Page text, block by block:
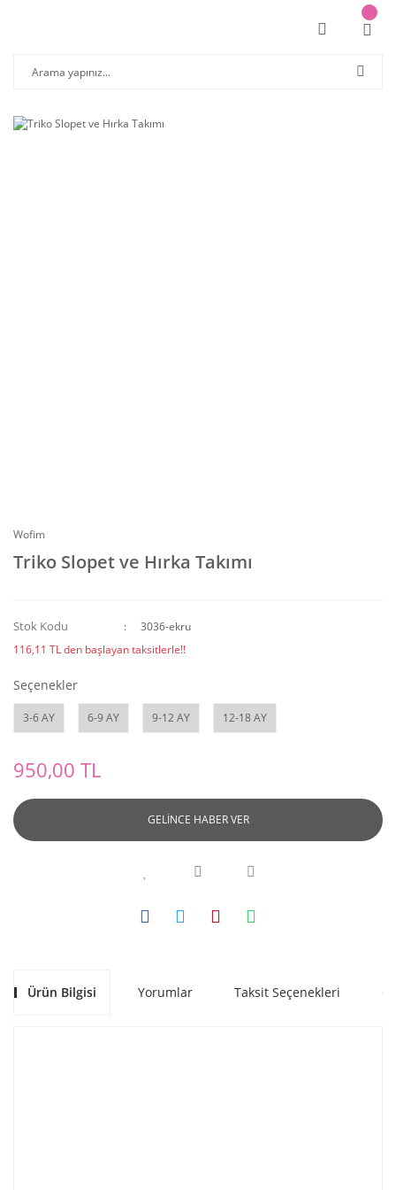
Wofim
Triko Slopet ve Hırka Takımı
Stok Kodu
3036-ekru
116,11 TL den başlayan taksitlerle!!
Seçenekler
3-6 AY 6-9 AY 9-12 AY 12-18 AY
950,00 TL
GELİNCE HABER VER
Ürün Bilgisi Yorumlar Taksit Seçenekleri